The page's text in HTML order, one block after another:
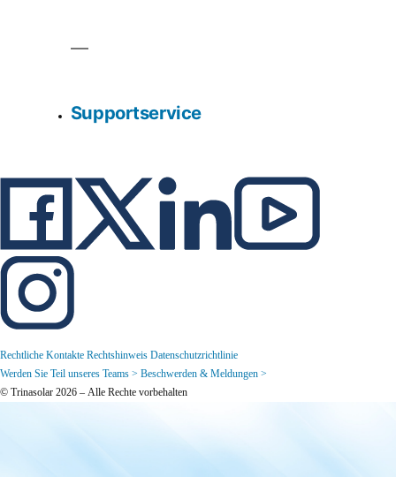
Supportservice
Rechtliche Kontakte Rechtshinweis Datenschutzrichtlinie
Werden Sie Teil unseres Teams > Beschwerden & Meldungen >
© Trinasolar 2026 – Alle Rechte vorbehalten